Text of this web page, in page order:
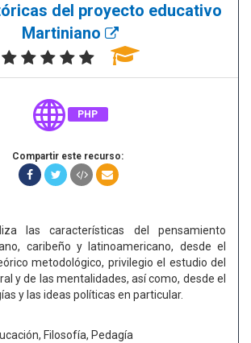
del proyecto educativo
Martiniano
PHP
Compartir este recurso:
las características del pensamiento
caribeño y latinoamericano, desde el
metodológico, privilegio el estudio del
y de las mentalidades, así como, desde el
y las ideas políticas en particular.
Filosofía, Pedagía